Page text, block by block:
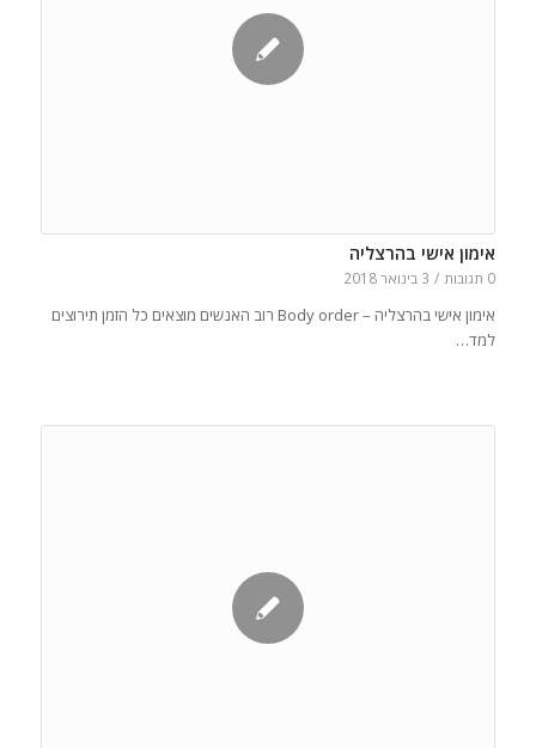
אימון אישי בהרצליה
0 תגובות / 3 בינואר 2018
אימון אישי בהרצליה – Body order רוב האנשים מוצאים כל הזמן תירוצים
למד…